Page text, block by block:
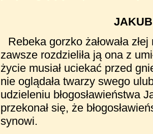
Rebeka gorzko żałowała
zawsze rozdzieliła ją ona z
życie musiał uciekać przed
nie oglądała twarzy swego
udzieleniu błogosławieństwa
przekonał się, że
synowi.